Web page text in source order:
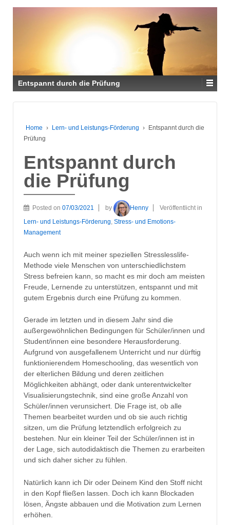
Entspannt durch die Prüfung
Home › Lern- und Leistungs-Förderung › Entspannt durch die
Prüfung
Entspannt durch
die Prüfung
Posted on 07/03/2021 by Henny
Veröffentlicht in
Lern- und Leistungs-Förderung Stress- und Emotions-
Management
Auch wenn ich mit meiner speziellen Stresslesslife-
Methode viele Menschen von unterschiedlichstem
Stress befreien kann, so macht es mir doch am meisten
Freude, Lernende zu unterstützen, entspannt und mit
gutem Ergebnis durch eine Prüfung zu kommen.
Gerade im letzten und in diesem Jahr sind die
außergewöhnlichen Bedingungen für Schüler/innen und
Student/innen eine besondere Herausforderung.
Aufgrund von ausgefallenem Unterricht und nur dürftig
funktionierendem Homeschooling, das wesentlich von
der elterlichen Bildung und deren zeitlichen
Möglichkeiten abhängt, oder dank unterentwickelter
Visualisierungstechnik, sind eine große Anzahl von
Schüler/innen verunsichert. Die Frage ist, ob alle
Themen bearbeitet wurden und ob sie auch richtig
sitzen, um die Prüfung letztendlich erfolgreich zu
bestehen. Nur ein kleiner Teil der Schüler/innen ist in
der Lage, sich autodidaktisch die Themen zu erarbeiten
und sich daher sicher zu fühlen.
Natürlich kann ich Dir oder Deinem Kind den Stoff nicht
in den Kopf fließen lassen. Doch ich kann Blockaden
lösen, Ängste abbauen und die Motivation zum Lernen
erhöhen.